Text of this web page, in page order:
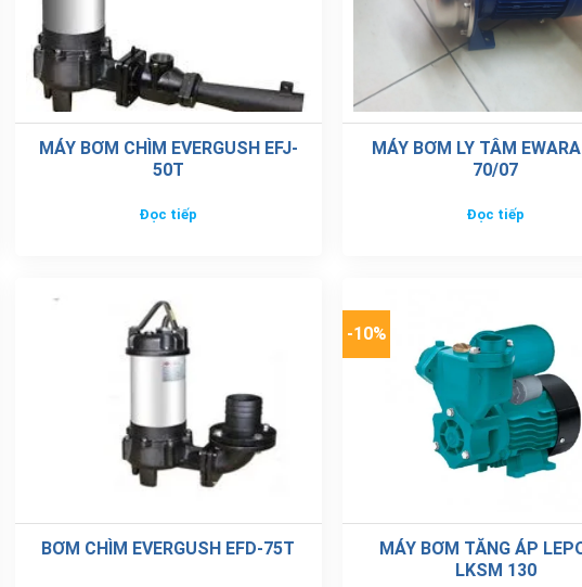
MÁY BƠM CHÌM EVERGUSH EFJ-
50T
Đọc tiếp
MÁY BƠM LY TÂM
70/07
Đọc tiếp
BƠM CHÌM EVERGUSH EFD-75T
-10%
MÁY BƠM TĂNG ÁP
LKSM 130